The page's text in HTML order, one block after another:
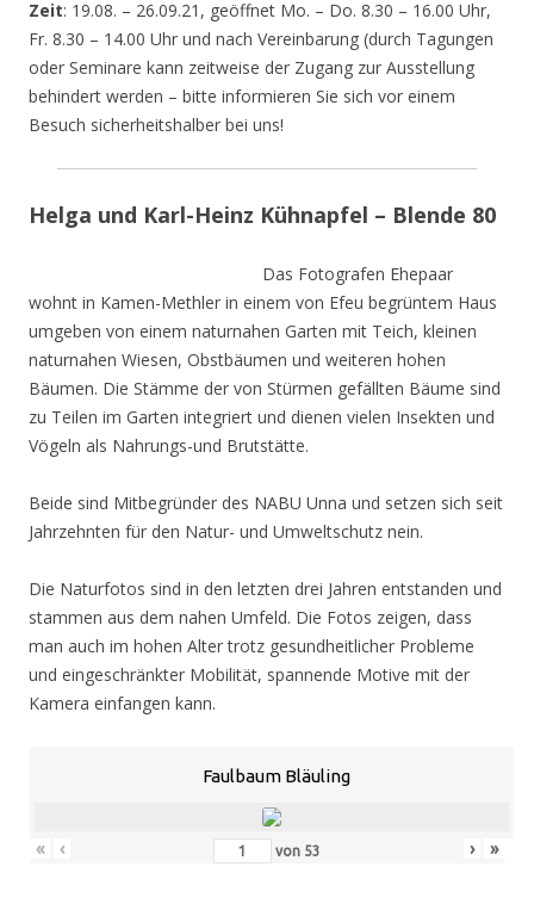
Zeit: 19.08. – 26.09.21, geöffnet Mo. – Do. 8.30 – 16.00 Uhr,
Fr. 8.30 – 14.00 Uhr und nach Vereinbarung (durch Tagungen
oder Seminare kann zeitweise der Zugang zur Ausstellung
behindert werden – bitte informieren Sie sich vor einem
Besuch sicherheitshalber bei uns!
Helga und Karl-Heinz Kühnapfel – Blende 80
Das Fotografen Ehepaar
wohnt in Kamen-Methler in einem von Efeu begrüntem Haus
umgeben von einem naturnahen Garten mit Teich, kleinen
naturnahen Wiesen, Obstbäumen und weiteren hohen
Bäumen. Die Stämme der von Stürmen gefällten Bäume sind
zu Teilen im Garten integriert und dienen vielen Insekten und
Vögeln als Nahrungs-und Brutstätte.
Beide sind Mitbegründer des NABU Unna und setzen sich seit
Jahrzehnten für den Natur- und Umweltschutz nein.
Die Naturfotos sind in den letzten drei Jahren entstanden und
stammen aus dem nahen Umfeld. Die Fotos zeigen, dass
man auch im hohen Alter trotz gesundheitlicher Probleme
und eingeschränkter Mobilität, spannende Motive mit der
Kamera einfangen kann.
Faulbaum Bläuling
« ‹ von 53 › »